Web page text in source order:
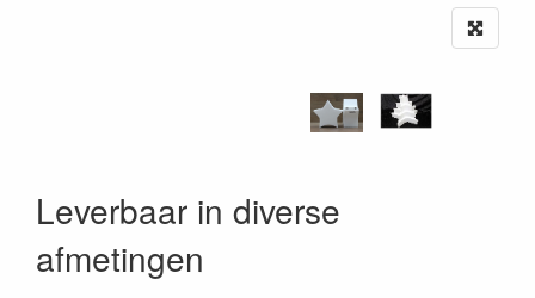
Leverbaar in diverse
afmetingen